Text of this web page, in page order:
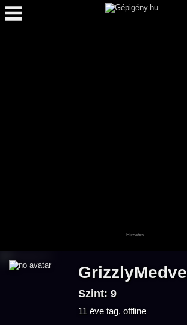
GrizzlyMedve
Szint: 9
11 éve tag, offline